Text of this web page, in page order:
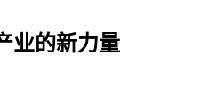
业的新力量